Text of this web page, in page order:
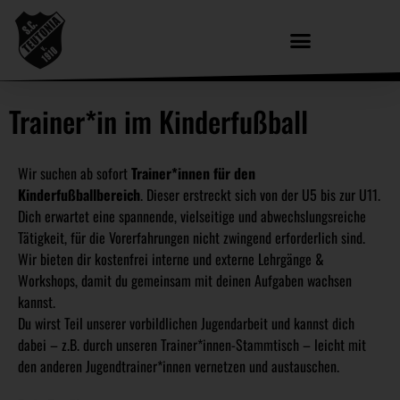
Trainer*in im Kinderfußball
Wir suchen ab sofortTrainer*innen für den
Kinderfußballbereich. Dieser erstreckt sich von der U5 bis zur U11.
Dich erwartet eine spannende, vielseitige und abwechslungsreiche
Tätigkeit, für die Vorerfahrungen nicht zwingend erforderlich sind.
Wir bieten dir kostenfrei interne und externe Lehrgänge &
Workshops, damit du gemeinsam mit deinen Aufgaben wachsen
kannst.
Du wirst Teil unserer vorbildlichen Jugendarbeit und kannst dich
dabei – z.B. durch unseren Trainer*innen-Stammtisch – leicht mit
den anderen Jugendtrainer*innen vernetzen und austauschen.